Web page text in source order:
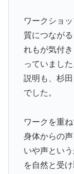
ワークショ
質につなが
れもが気付
っていました
説明も、杉
でした。
ワークを重
身体からの声
いや声とい
を自然と受